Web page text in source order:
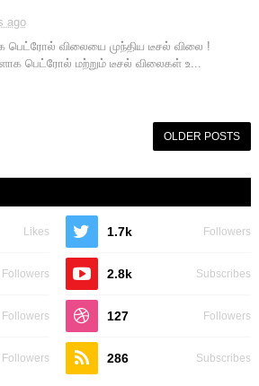
ago
பெட்ரோல் விலையை முந்திய டீசல் விலை !
பெட்ரோல் மற்றும் டீசல் விலைகள் உ...
OLDER POSTS
Likes 1.7k Followers
Followers 2.8k Subscribes
Followers 127 Followers
Followers 286 Subscribes